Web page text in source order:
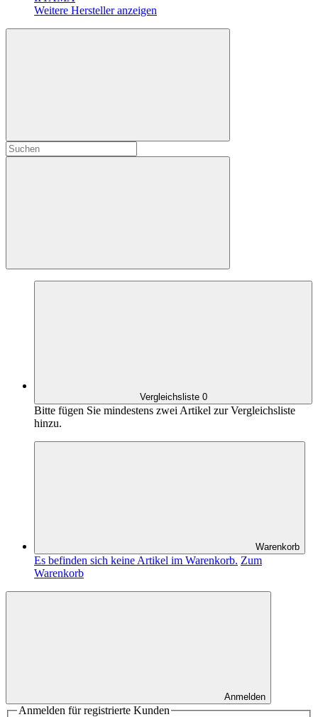
Weitere Hersteller anzeigen
Vergleichsliste 0
Bitte fügen Sie mindestens zwei Artikel zur Vergleichsliste
hinzu.
Warenkorb
Es befinden sich keine Artikel im Warenkorb. Zum
Warenkorb
Anmelden
Anmelden für registrierte Kunden